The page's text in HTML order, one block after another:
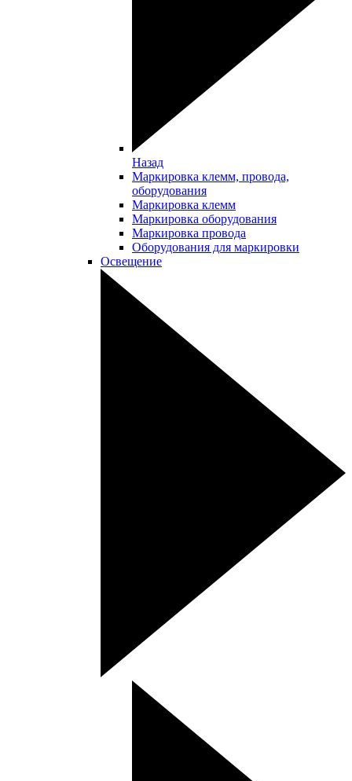
Назад
Маркировка клемм, провода,
оборудования
Маркировка клемм
Маркировка оборудования
Маркировка провода
Оборудования для маркировки
Освещение